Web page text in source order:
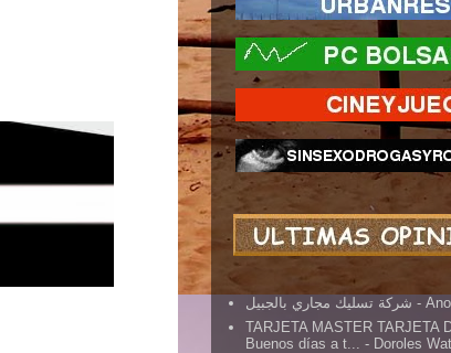
شركة تسليك مجاري بالجبيل -
TARJETA MASTER TARJETA
Buenos días a t...
- Doroles